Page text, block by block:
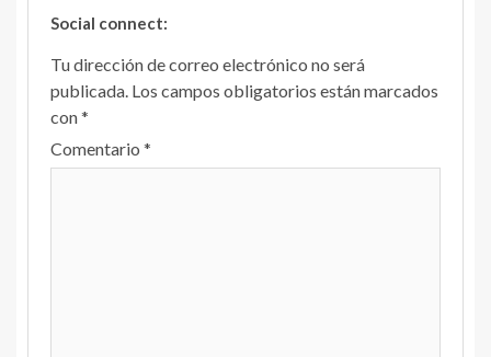
Social connect:
Tu dirección de correo electrónico no será
publicada. Los campos obligatorios están marcados
con*
Comentario *